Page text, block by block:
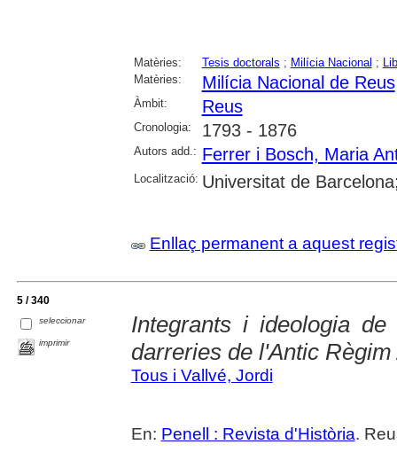
Matèries: Tesis doctorals ; Milícia Nacional ;
Matèries:
Milícia Nacional de Reus
Àmbit: Reus
Cronologia: 1793 - 1876
Autors add.: Ferrer i Bosch, Maria
Localització: Universitat de
Enllaç permanent a aquest
5 / 340
seleccionar
imprimir
Integrants i ideologia
darreries de l'Antic Règim
Tous i Vallvé, Jordi
En: Penell : Revista d'Història.